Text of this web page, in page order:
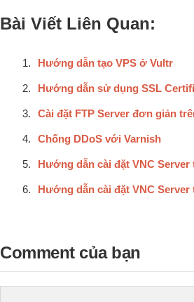
Bài Viết Liên Quan:
Hướng dẫn tạo VPS ở Vultr
Hướng dẫn sử dụng SSL
Cài đặt FTP Server đơn giản
Chống DDoS với Varnish
Hướng dẫn cài đặt VNC Server
Hướng dẫn cài đặt VNC Server
Comment của bạn